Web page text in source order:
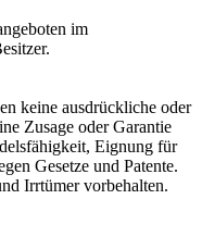
im
keine ausdrückliche oder
Zusage oder Garantie
Eignung für
Gesetze und Patente.
Irrtümer vorbehalten.